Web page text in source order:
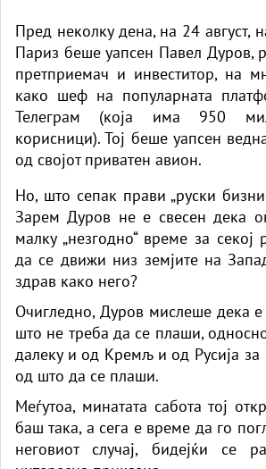
Пред неколку дена, на 24 август,
Париз беше уапсен Павел Дуров,
претприемач и инвеститор, на
како шеф на популарната
Телеграм (која има 950
корисници). Тој беше уапсен
од својот приватен авион.
Но, што сепак прави „руски
Зарем Дуров не е свесен дека
малку „незгодно“ време за секој
да се движи низ земјите на
здрав како него?
Очигледно, Дуров мислеше дека
што не треба да се плаши,
далеку и од Кремљ и од Русија
од што да се плаши.
Меѓутоа, минатата сабота тој
баш така, а сега е време да го
неговиот случај, бидејќи се